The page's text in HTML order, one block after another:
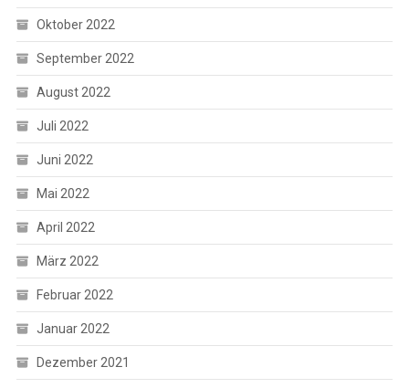
Oktober 2022
September 2022
August 2022
Juli 2022
Juni 2022
Mai 2022
April 2022
März 2022
Februar 2022
Januar 2022
Dezember 2021